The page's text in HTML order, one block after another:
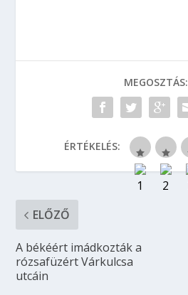
MEGOSZTÁS:
ÉRTÉKELÉS:
ELŐZŐ
A békéért imádkozták a
rózsafüzért Várkulcsa
utcáin